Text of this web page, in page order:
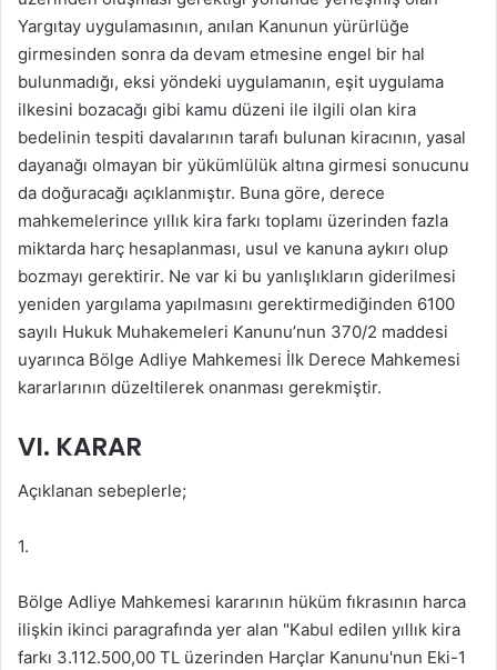
Yargıtay uygulamasının, anılan Kanunun yürürlüğe
girmesinden sonra da devam etmesine engel bir hal
bulunmadığı, eksi yöndeki uygulamanın, eşit uygulama
ilkesini bozacağı gibi kamu düzeni ile ilgili olan kira
bedelinin tespiti davalarının tarafı bulunan kiracının, yasal
dayanağı olmayan bir yükümlülük altına girmesi sonucunu
da doğuracağı açıklanmıştır. Buna göre, derece
mahkemelerince yıllık kira farkı toplamı üzerinden fazla
miktarda harç hesaplanması, usul ve kanuna aykırı olup
bozmayı gerektirir. Ne var ki bu yanlışlıkların giderilmesi
yeniden yargılama yapılmasını gerektirmediğinden 6100
sayılı Hukuk Muhakemeleri Kanunu’nun 370/2 maddesi
uyarınca Bölge Adliye Mahkemesi İlk Derece Mahkemesi
kararlarının düzeltilerek onanması gerekmiştir.
VI. KARAR
Açıklanan sebeplerle;
1.
Bölge Adliye Mahkemesi kararının hüküm fıkrasının harca
ilişkin ikinci paragrafında yer alan "Kabul edilen yıllık kira
farkı 3.112.500,00 TL üzerinden Harçlar Kanunu'nun Eki-1